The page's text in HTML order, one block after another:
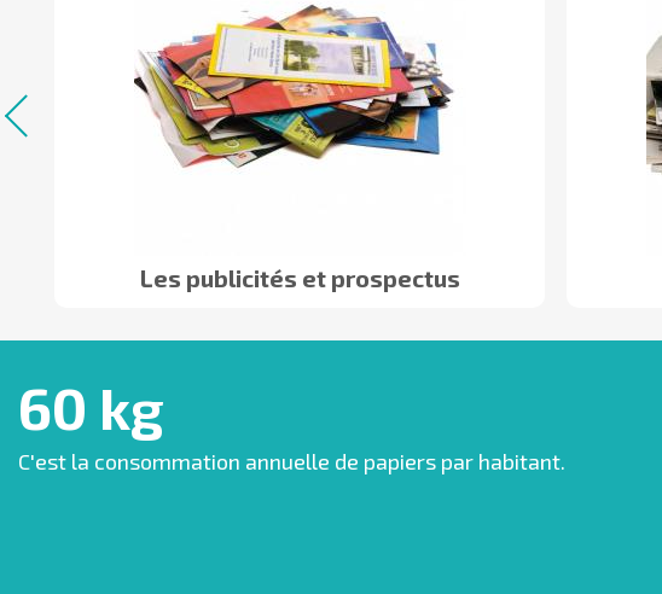
Les publicités et prospectus
60 kg
C'est la consommation annuelle de papiers par habitant.